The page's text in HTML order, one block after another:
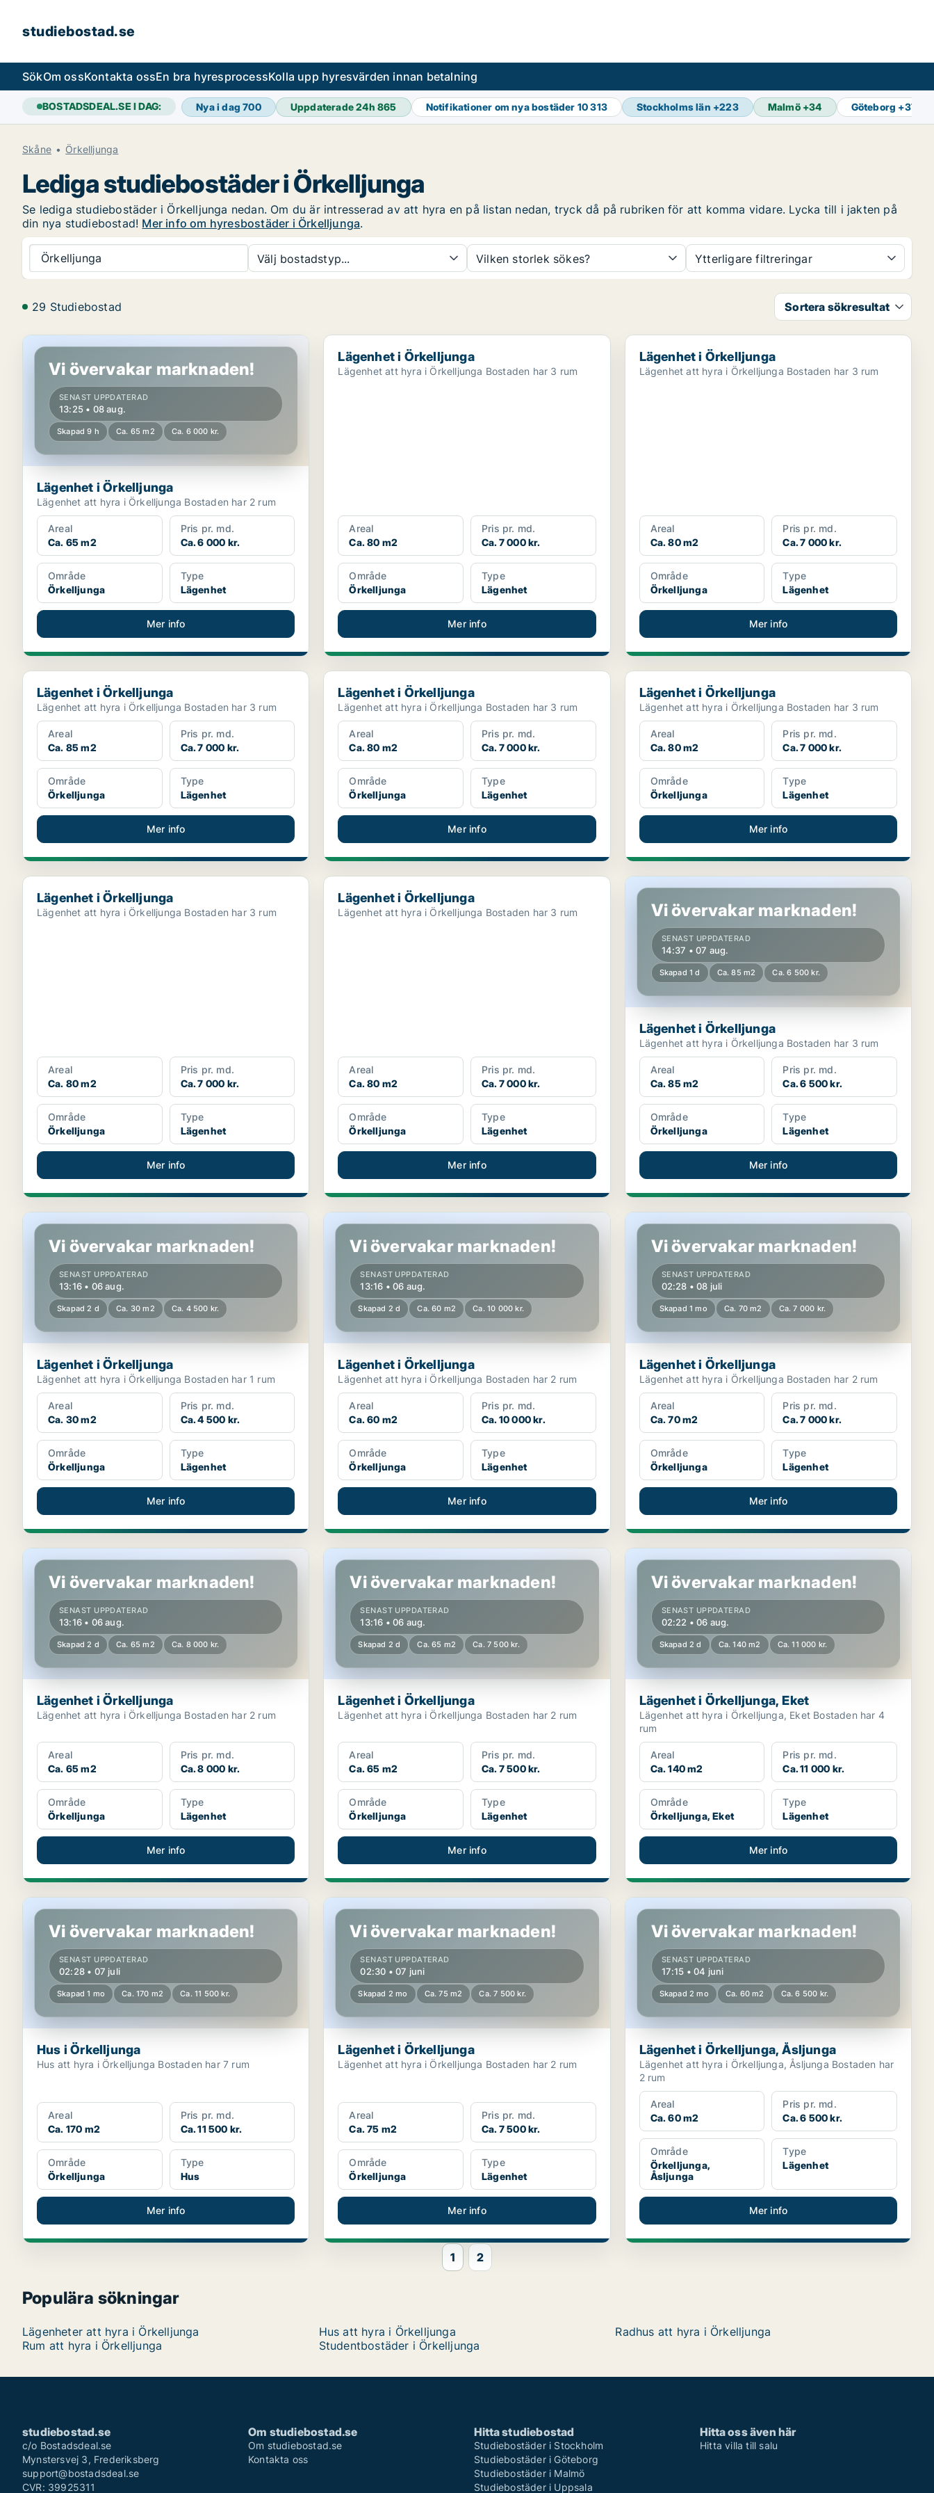
studiebostad.se
SökOm ossKontakta ossEn bra hyresprocessKolla upp hyresvärden innan betalning
BOSTADSDEAL.SE I DAG: Nya i dag700 Uppdaterade 24h865 Notifikationer om nya bostäder 10 313 Stockholms län +223 Malmö+34 Göteborg +37
Skåne Örkelljunga
Lediga studiebostäder i Örkelljunga
Se lediga studiebostäder i Örkelljunga nedan. Om du är intresserad av att hyra en på listan nedan, tryck då på rubriken för att komma vidare. Lycka till i jakten på
din nya studiebostad! Mer info om hyresbostäder i Örkelljunga.
Örkelljunga Välj bostadstyp... Vilken storlek sökes? Ytterligare filtreringar
29 Studiebostad Sortera sökresultat
Lägenhet i Örkelljunga
Vi övervakar marknaden!
SENAST UPPDATERAD
13:25 • 08 aug.
Skapad 9 h Ca. 65 m2 Ca. 6 000 kr.
Lägenhet i Örkelljunga
Lägenhet att hyra i Örkelljunga Bostaden har 2 rum
Areal
Ca. 65 m2
Pris pr. md.
Ca. 6 000 kr.
Område
Örkelljunga
Type
Lägenhet
Mer info
Lägenhet i Örkelljunga
Lägenhet i Örkelljunga
Lägenhet att hyra i Örkelljunga Bostaden har 3 rum
Areal
Ca. 80 m2
Pris pr. md.
Ca. 7 000 kr.
Område
Örkelljunga
Type
Lägenhet
Mer info
Lägenhet i Örkelljunga
Lägenhet i Örkelljunga
Lägenhet att hyra i Örkelljunga Bostaden har 3 rum
Areal
Ca. 80 m2
Pris pr. md.
Ca. 7 000 kr.
Område
Örkelljunga
Type
Lägenhet
Mer info
Lägenhet i Örkelljunga
Lägenhet i Örkelljunga
Lägenhet att hyra i Örkelljunga Bostaden har 3 rum
Areal
Ca. 85 m2
Pris pr. md.
Ca. 7 000 kr.
Område
Örkelljunga
Type
Lägenhet
Mer info
Lägenhet i Örkelljunga
Lägenhet i Örkelljunga
Lägenhet att hyra i Örkelljunga Bostaden har 3 rum
Areal
Ca. 80 m2
Pris pr. md.
Ca. 7 000 kr.
Område
Örkelljunga
Type
Lägenhet
Mer info
Lägenhet i Örkelljunga
Lägenhet i Örkelljunga
Lägenhet att hyra i Örkelljunga Bostaden har 3 rum
Areal
Ca. 80 m2
Pris pr. md.
Ca. 7 000 kr.
Område
Örkelljunga
Type
Lägenhet
Mer info
Lägenhet i Örkelljunga
Lägenhet i Örkelljunga
Lägenhet att hyra i Örkelljunga Bostaden har 3 rum
Areal
Ca. 80 m2
Pris pr. md.
Ca. 7 000 kr.
Område
Örkelljunga
Type
Lägenhet
Mer info
Lägenhet i Örkelljunga
Lägenhet i Örkelljunga
Lägenhet att hyra i Örkelljunga Bostaden har 3 rum
Areal
Ca. 80 m2
Pris pr. md.
Ca. 7 000 kr.
Område
Örkelljunga
Type
Lägenhet
Mer info
Lägenhet i Örkelljunga
Vi övervakar marknaden!
SENAST UPPDATERAD
14:37 • 07 aug.
Skapad 1 d Ca. 85 m2 Ca. 6 500 kr.
Lägenhet i Örkelljunga
Lägenhet att hyra i Örkelljunga Bostaden har 3 rum
Areal
Ca. 85 m2
Pris pr. md.
Ca. 6 500 kr.
Område
Örkelljunga
Type
Lägenhet
Mer info
Lägenhet i Örkelljunga
Vi övervakar marknaden!
SENAST UPPDATERAD
13:16 • 06 aug.
Skapad 2 d Ca. 30 m2 Ca. 4 500 kr.
Lägenhet i Örkelljunga
Lägenhet att hyra i Örkelljunga Bostaden har 1 rum
Areal
Ca. 30 m2
Pris pr. md.
Ca. 4 500 kr.
Område
Örkelljunga
Type
Lägenhet
Mer info
Lägenhet i Örkelljunga
Vi övervakar marknaden!
SENAST UPPDATERAD
13:16 • 06 aug.
Skapad 2 d Ca. 60 m2 Ca. 10 000 kr.
Lägenhet i Örkelljunga
Lägenhet att hyra i Örkelljunga Bostaden har 2 rum
Areal
Ca. 60 m2
Pris pr. md.
Ca. 10 000 kr.
Område
Örkelljunga
Type
Lägenhet
Mer info
Lägenhet i Örkelljunga
Vi övervakar marknaden!
SENAST UPPDATERAD
02:28 • 08 juli
Skapad 1 mo Ca. 70 m2 Ca. 7 000 kr.
Lägenhet i Örkelljunga
Lägenhet att hyra i Örkelljunga Bostaden har 2 rum
Areal
Ca. 70 m2
Pris pr. md.
Ca. 7 000 kr.
Område
Örkelljunga
Type
Lägenhet
Mer info
Lägenhet i Örkelljunga
Vi övervakar marknaden!
SENAST UPPDATERAD
13:16 • 06 aug.
Skapad 2 d Ca. 65 m2 Ca. 8 000 kr.
Lägenhet i Örkelljunga
Lägenhet att hyra i Örkelljunga Bostaden har 2 rum
Areal
Ca. 65 m2
Pris pr. md.
Ca. 8 000 kr.
Område
Örkelljunga
Type
Lägenhet
Mer info
Lägenhet i Örkelljunga
Vi övervakar marknaden!
SENAST UPPDATERAD
13:16 • 06 aug.
Skapad 2 d Ca. 65 m2 Ca. 7 500 kr.
Lägenhet i Örkelljunga
Lägenhet att hyra i Örkelljunga Bostaden har 2 rum
Areal
Ca. 65 m2
Pris pr. md.
Ca. 7 500 kr.
Område
Örkelljunga
Type
Lägenhet
Mer info
Lägenhet i Örkelljunga, Eket
Vi övervakar marknaden!
SENAST UPPDATERAD
02:22 • 06 aug.
Skapad 2 d Ca. 140 m2 Ca. 11 000 kr.
Lägenhet i Örkelljunga, Eket
Lägenhet att hyra i Örkelljunga, Eket Bostaden har 4
rum
Areal
Ca. 140 m2
Pris pr. md.
Ca. 11 000 kr.
Område
Örkelljunga, Eket
Type
Lägenhet
Mer info
Hus i Örkelljunga
Vi övervakar marknaden!
SENAST UPPDATERAD
02:28 • 07 juli
Skapad 1 mo Ca. 170 m2 Ca. 11 500 kr.
Hus i Örkelljunga
Hus att hyra i Örkelljunga Bostaden har 7 rum
Areal
Ca. 170 m2
Pris pr. md.
Ca. 11 500 kr.
Område
Örkelljunga
Type
Hus
Mer info
Lägenhet i Örkelljunga
Vi övervakar marknaden!
SENAST UPPDATERAD
02:30 • 07 juni
Skapad 2 mo Ca. 75 m2 Ca. 7 500 kr.
Lägenhet i Örkelljunga
Lägenhet att hyra i Örkelljunga Bostaden har 2 rum
Areal
Ca. 75 m2
Pris pr. md.
Ca. 7 500 kr.
Område
Örkelljunga
Type
Lägenhet
Mer info
Lägenhet i Örkelljunga, Åsljunga
Vi övervakar marknaden!
SENAST UPPDATERAD
17:15 • 04 juni
Skapad 2 mo Ca. 60 m2 Ca. 6 500 kr.
Lägenhet i Örkelljunga, Åsljunga
Lägenhet att hyra i Örkelljunga, Åsljunga Bostaden har
2 rum
Areal
Ca. 60 m2
Pris pr. md.
Ca. 6 500 kr.
Område
Örkelljunga,
Åsljunga
Type
Lägenhet
Mer info
1 2
Populära sökningar
Lägenheter att hyra i Örkelljunga Hus att hyra i Örkelljunga
Radhus att hyra i Örkelljunga
Rum att hyra i Örkelljunga
Studentbostäder i Örkelljunga
studiebostad.se
c/o Bostadsdeal.se
Mynstersvej 3, Frederiksberg
support@bostadsdeal.se
CVR: 39925311
Om studiebostad.se
Om studiebostad.se
Kontakta oss
Hitta studiebostad
Studiebostäder i Stockholm
Studiebostäder i Göteborg
Studiebostäder i Malmö
Studiebostäder i Uppsala
Hitta oss även här
Hitta villa till salu